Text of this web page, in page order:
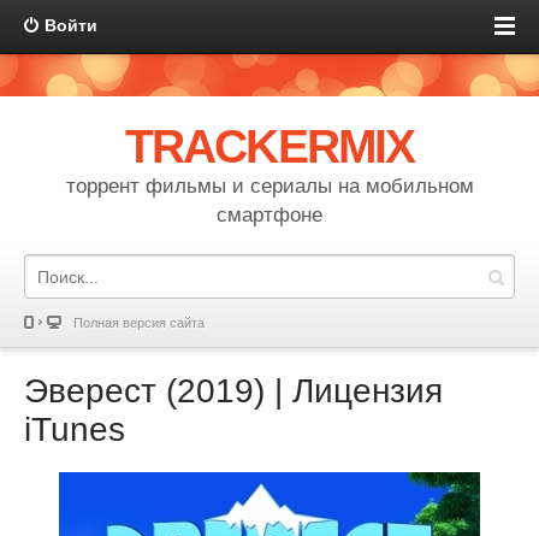
Войти
TRACKERMIX
торрент фильмы и сериалы на мобильном
смартфоне
Полная версия сайта
Эверест (2019) | Лицензия
iTunes